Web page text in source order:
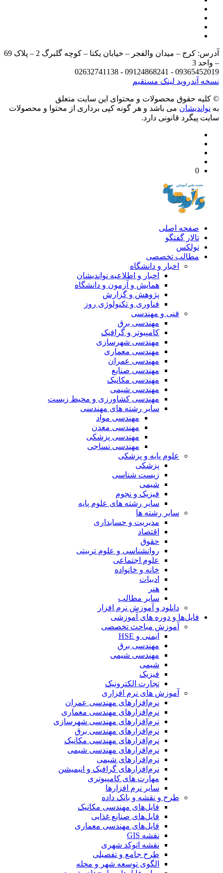
آدرس: کرج – میدان والفجر – خیابان یکتا – کوچه گلبرگ 2 – پلاک 69
3
09365452019 - 09124868241 -
آندرویدلینک مستقیم
حقوق محصولات و محتوای اين سایت متعلق
می باشد و هر گونه کپی برداری از محتوا و محصولات
پیگرد قانونی دارد.
صفحه اصلی
تالار گفتگو
نولکس
مطالب تخصصی
اخبار و دانشگاه
اخبار و اطلاعیه نواندیشان
همایش و آزمون و دانشگاه
پژوهش و گزارش
فناوری و تکنولوژی روز
فنی و مهندسی
مهندسی برق
کامپیوتر و گرافیک
مهندسی شهرسازی
مهندسی معماری
مهندسی عمران
مهندسی صنایع
مهندسی مکانیک
مهندسی شیمی
مهندسی کشاورزی و محیط زیست
سایر رشته های مهندسی
مهندسی مواد
مهندسی معدن
مهندسی پزشکی
مهندسی نساجی
علوم پایه و پزشکی
پزشکی
زیست شناسی
شیمی
فیزیک و نجوم
سایر رشته های علوم پایه
سایر رشته ها
مدیریت و حسابداری
اقتصاد
حقوق
روانشناسی و علوم تربیتی
علوم اجتماعی
خانه و خانواده
ادبیات
هنر
سایر مطالب
دانلود و آموزش نرم افزار
فایل‌ها و دوره های آموزشی
آموزش مباحث تخصصی
ایمنی و HSE
مهندسی برق
مهندسی شیمی
شیمی
فیزیک
تجارت الکترونیک
آموزش های نرم افزاری
نرم‌افزارهای مهندسی عمران
نرم‌افزارهای مهندسی معماری
نرم‌افزارهای مهندسی شهرسازی
نرم‌افزارهای مهندسی برق
نرم‌افزارهای مهندسی مکانیک
نرم‌افزارهای مهندسی شیمی
نرم‌افزارهای شیمی
نرم‌افزارهای گرافیک و انیمیشن
مهارت های کامپیوتری
سایر نرم افزارها
طرح و نقشه و بانک داده
فایل‌های مهندسی مکانیک
فایل‌های صنایع غذایی
فایل‌های مهندسی معماری
نقشه GIS
نقشه اتوکد شهری
طرح جامع و تفصیلی
الگوی توسعه شهر و محله